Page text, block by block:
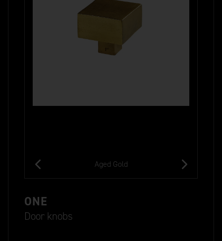
Aged Gold
ONE
Door knobs